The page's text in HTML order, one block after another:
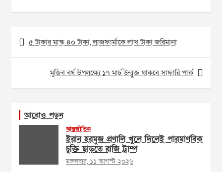
Post
navigation
৫ টাকার মাস্ক ৪০ টাকা, লাজফার্মাকে লাখ টাকা জরিমানা
মুজিব বর্ষ উপলক্ষ্যে ১৭ মার্চ উন্মুক্ত থাকবে সাফারি পার্ক
আরোও পড়ুন
আন্তর্জাতিক
ইরান হরমুজ প্রণালি খুলে দিলেই পারমাণবিক
চুক্তি ছাড়তে রাজি ট্রাম্প
মঙ্গলবার, ১১ আগস্ট ২০২৬